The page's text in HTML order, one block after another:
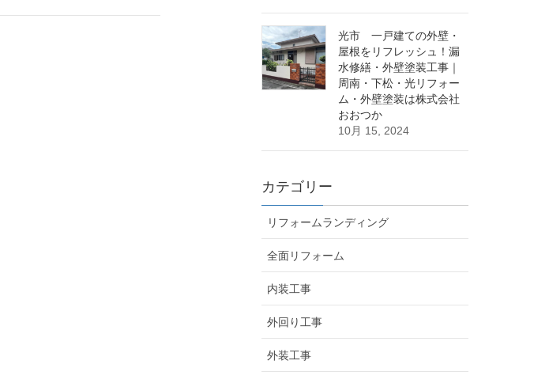
光市 一戸建ての外壁・
屋根をリフレッシュ！漏
水修繕・外壁塗装工事｜
周南・下松・光リフォー
ム・外壁塗装は株式会社
おおつか
10月 15, 2024
カテゴリー
リフォームランディング
全面リフォーム
内装工事
外回り工事
外装工事